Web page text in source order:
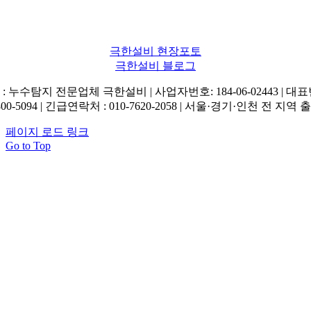
극한설비 현장포토
극한설비 블로그
누수탐지 전문업체 극한설비 | 사업자번호: 184-06-02443 | 대
5094 | 긴급연락처 : 010-7620-2058 | 서울·경기·인천 전 지역
페이지 로드 링크
Go to Top